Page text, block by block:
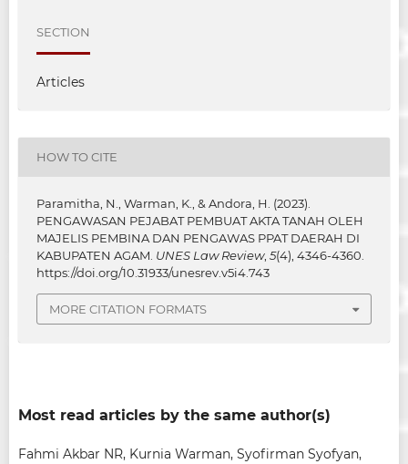
SECTION
Articles
HOW TO CITE
Paramitha, N., Warman, K., & Andora, H. (2023).
PENGAWASAN PEJABAT PEMBUAT AKTA TANAH OLEH
MAJELIS PEMBINA DAN PENGAWAS PPAT DAERAH DI
KABUPATEN AGAM. UNES Law Review, 5(4), 4346-4360.
https://doi.org/10.31933/unesrev.v5i4.743
MORE CITATION FORMATS
Most read articles by the same author(s)
Fahmi Akbar NR, Kurnia Warman, Syofirman Syofyan,